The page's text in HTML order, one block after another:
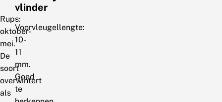
Rups:
oktober-
mei.
De
soort
overwintert
als
vlinder
Voorvleugellengte:
10-
11
mm.
Goed
te